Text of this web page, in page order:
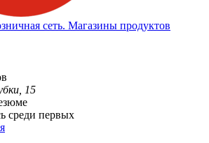
сеть. Магазины продуктов
15
среди первых